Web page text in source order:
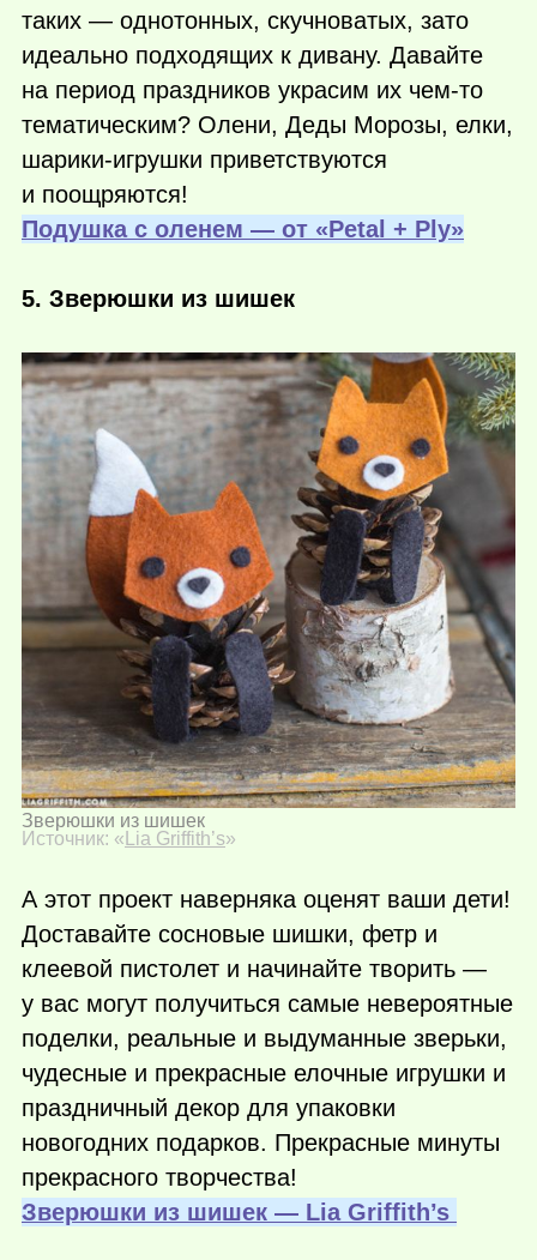
таких — однотонных, скучноватых, зато
идеально подходящих к дивану. Давайте
на период праздников украсим их чем-то
тематическим? Олени, Деды Морозы, елки,
шарики-игрушки приветствуются
и поощряются!
Подушка с оленем — от «Petal + Ply»
5. Зверюшки из шишек
Зверюшки из шишек
Источник: « Lia Griffith’s»
А этот проект наверняка оценят ваши дети!
Доставайте сосновые шишки, фетр и
клеевой пистолет и начинайте творить —
у вас могут получиться самые невероятные
поделки, реальные и выдуманные зверьки,
чудесные и прекрасные елочные игрушки и
праздничный декор для упаковки
новогодних подарков. Прекрасные минуты
прекрасного творчества!
Зверюшки из шишек — Lia Griffith’s